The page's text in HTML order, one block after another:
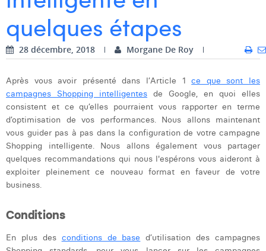
Dhan Claes
Diane Tremouroux
Elio Civalleri
Eliott Pousset
Floriane Defacqz
Hanne Van Loock
Janne Beke
Jonas Geiregat
Justine Cremer
quelques étapes
28 décembre, 2018 Morgane De Roy
Après vous avoir présenté dans l’Article 1ce que sont les
campagnes Shopping intelligentes de Google, en quoi elles
consistent et ce qu’elles pourraient vous rapporter en terme
d’optimisation de vos performances. Nous allons maintenant
vous guider pas à pas dans la configuration de votre campagne
Shopping intelligente. Nous allons également vous partager
quelques recommandations qui nous l'espérons vous aideront à
exploiter pleinement ce nouveau format en faveur de votre
business.
Conditions
En plus des conditions de base d’utilisation des campagnes